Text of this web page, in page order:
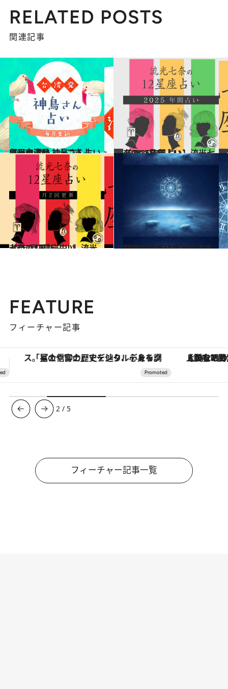
RELATED POSTS
関連記事
2026.1.18
【干支占い・十二支占い】台湾発 神鳥さん占い毎月の運勢
占い 2024.12.13
【2025年間占い】流光七奈の12星座占い
占い
2026.7.29
【月2回更新 占い】流光七奈の12星座占い
占い 2020.11.16
心理占星術研究家・岡本翔子による心理占星術入門
ライフスタイル
FEATURE
フィーチャー記事
【銀座で出合う最旬美容】美髪ケアや上質な眠り…セルフケアのアップデートから、特別な名入れギフトまで。大人のための「ReFa GINZA」クルーズ ヴァシュロン・コンスタンタ
3 / 5
フィーチャー記事一覧